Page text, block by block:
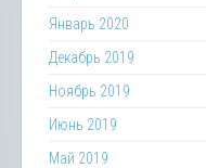
Январь 2020
Декабрь 2019
Ноябрь 2019
Июнь 2019
Май 2019